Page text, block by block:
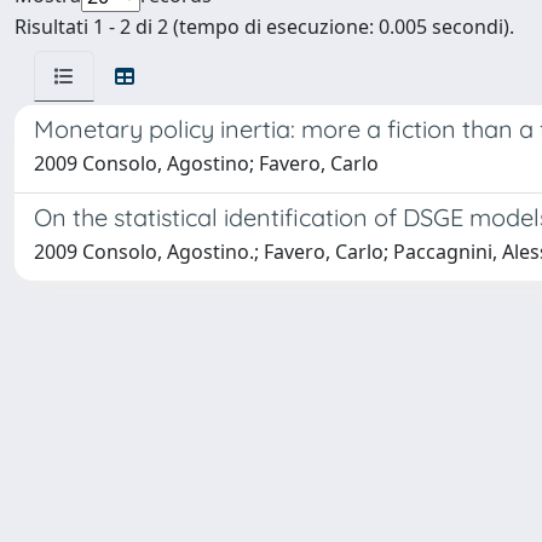
Risultati 1 - 2 di 2 (tempo di esecuzione: 0.005 secondi).
Monetary policy inertia: more a fiction than a
2009 Consolo, Agostino; Favero, Carlo
On the statistical identification of DSGE
2009 Consolo, Agostino.; Favero, Carlo; Paccagnini,